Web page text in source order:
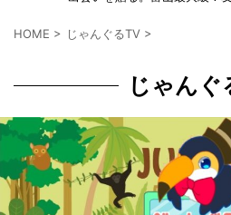
HOME > じゃんぐるTV >
じゃんぐ